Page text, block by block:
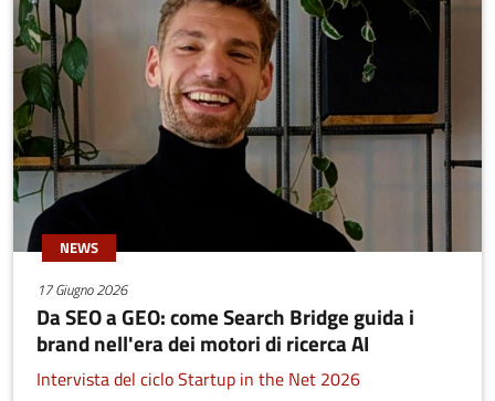
NEWS
17 Giugno 2026
Da SEO a GEO: come Search Bridge guida i
brand nell'era dei motori di ricerca AI
Intervista del ciclo Startup in the Net 2026